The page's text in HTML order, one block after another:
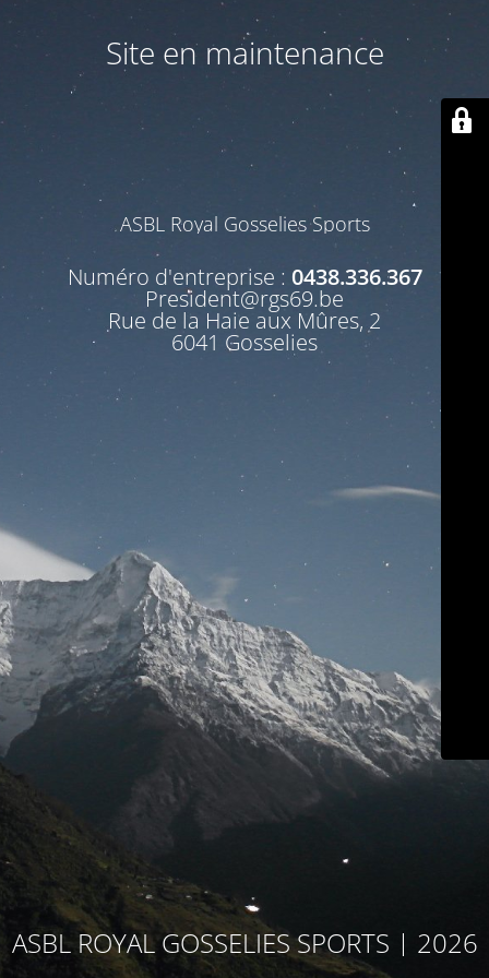
Site en maintenance
ASBL Royal Gosselies Sports
Numéro d'entreprise : 0438.336.367
President@rgs69.be
Rue de la Haie aux Mûres, 2
6041 Gosselies
ASBL ROYAL GOSSELIES SPORTS | 2026